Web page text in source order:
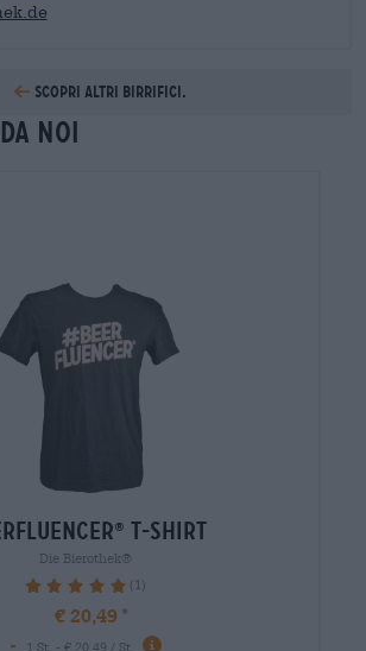
Scopri altri birrifici.
noi
® t-shirt
Die Bierothek®
100% (1)
€ 20,49
-
1 St. - € 20,49 / St.